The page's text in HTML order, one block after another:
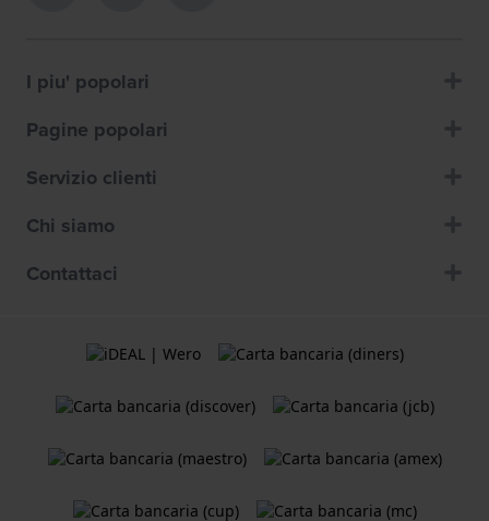
I piu' popolari
Pagine popolari
Servizio clienti
Chi siamo
Contattaci